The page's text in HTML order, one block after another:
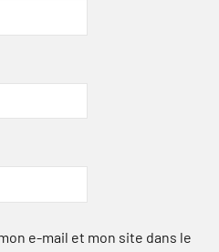
e-mail et mon site dans le